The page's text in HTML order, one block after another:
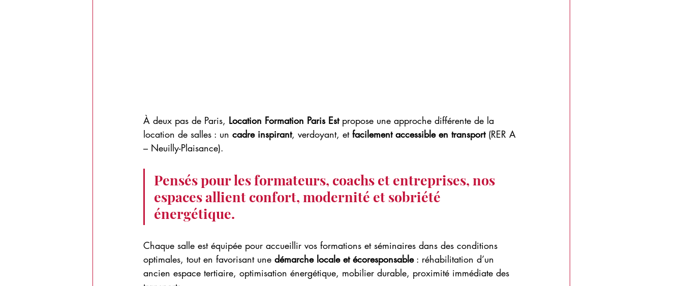
À deux pas de Paris, Location Formation Paris Est propose une approche différente de la
location de salles : un cadre inspirant, verdoyant, et facilement accessible en transport (RER A
– Neuilly-Plaisance).
Pensés pour les formateurs, coachs et entreprises, nos
espaces allient confort, modernité et sobriété
énergétique.
Chaque salle est équipée pour accueillir vos formations et séminaires dans des conditions
optimales, tout en favorisant une démarche locale et écoresponsable : réhabilitation d’un
ancien espace tertiaire, optimisation énergétique, mobilier durable, proximité immédiate des